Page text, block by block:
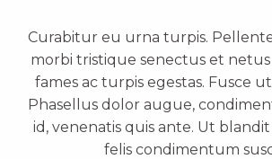
Curabitur eu urna turpis.
morbi tristique senectus et
fames ac turpis egestas. Fusce
Phasellus dolor augue,
id, venenatis quis ante. Ut
felis condimentum